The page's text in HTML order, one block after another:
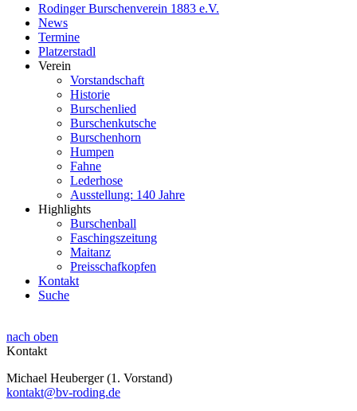
Rodinger Burschenverein 1883 e.V.
News
Termine
Platzerstadl
Verein
Vorstandschaft
Historie
Burschenlied
Burschenkutsche
Burschenhorn
Humpen
Fahne
Lederhose
Ausstellung: 140 Jahre
Highlights
Burschenball
Faschingszeitung
Maitanz
Preisschafkopfen
Kontakt
Suche
nach oben
Kontakt
Michael Heuberger (1. Vorstand)
kontakt@bv-roding.de